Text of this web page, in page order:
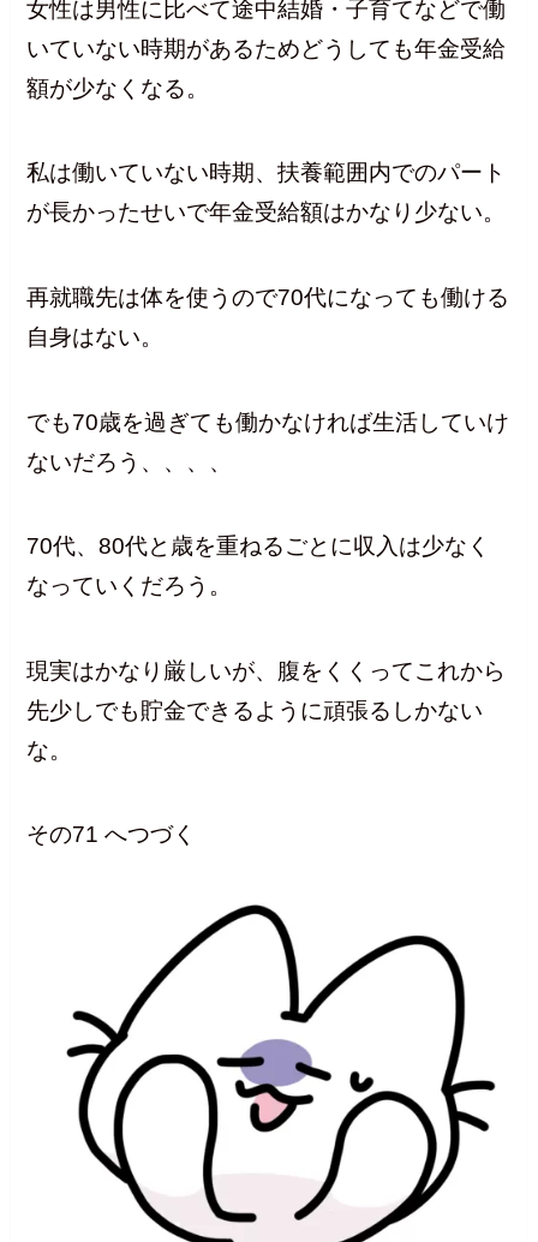
女性は男性に比べて途中結婚・子育てなどで働
いていない時期があるためどうしても年金受給
額が少なくなる。
私は働いていない時期、扶養範囲内でのパート
が長かったせいで年金受給額はかなり少ない。
再就職先は体を使うので70代になっても働ける
自身はない。
でも70歳を過ぎても働かなければ生活していけ
ないだろう、、、、
70代、80代と歳を重ねるごとに収入は少なく
なっていくだろう。
現実はかなり厳しいが、腹をくくってこれから
先少しでも貯金できるように頑張るしかない
な。
その71 へつづく